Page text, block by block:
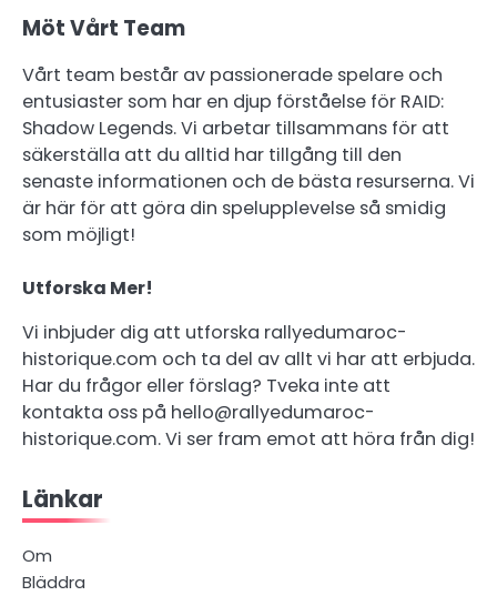
Möt Vårt Team
Vårt team består av passionerade spelare och
entusiaster som har en djup förståelse för RAID:
Shadow Legends. Vi arbetar tillsammans för att
säkerställa att du alltid har tillgång till den
senaste informationen och de bästa resurserna. Vi
är här för att göra din spelupplevelse så smidig
som möjligt!
Utforska Mer!
Vi inbjuder dig att utforska rallyedumaroc-
historique.com och ta del av allt vi har att erbjuda.
Har du frågor eller förslag? Tveka inte att
kontakta oss på hello@rallyedumaroc-
historique.com. Vi ser fram emot att höra från dig!
Länkar
Om
Bläddra